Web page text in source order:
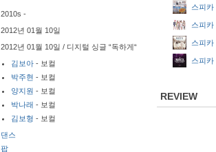
2010s -
2012년 01월 10일
2012년 01월 10일 / 디지털 싱글 “독하게“
김보아 - 보컬
박주현 - 보컬
양지원 - 보컬
박나래 - 보컬
김보형 - 보컬
댄스
팝
스피카
스피카
스피카
스피카
REVIEW